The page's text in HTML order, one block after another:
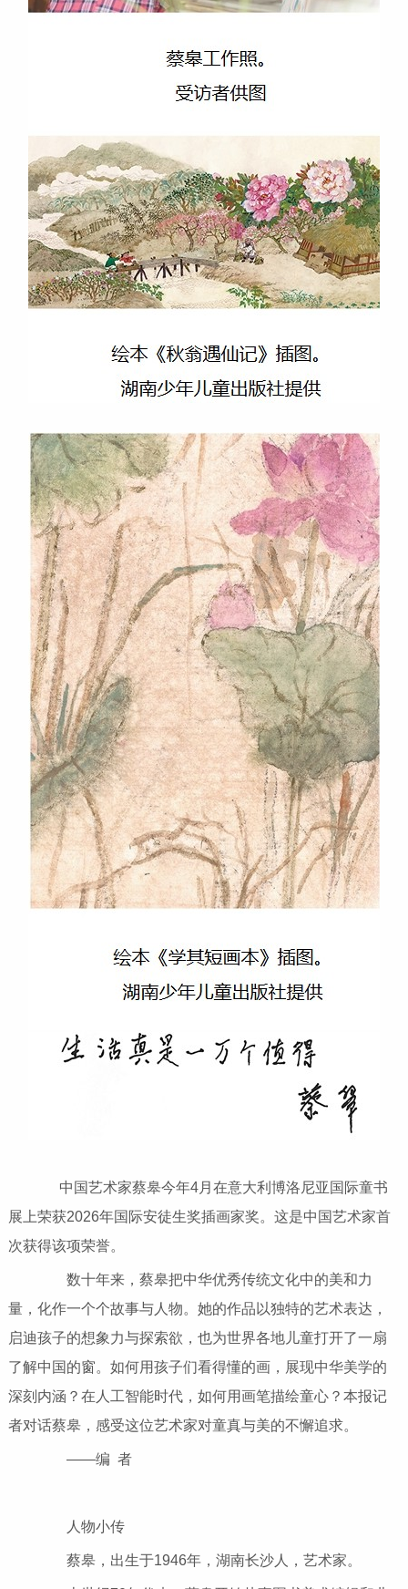
中国艺术家蔡皋今年4月在意大利博洛尼亚国际童书
展上荣获2026年国际安徒生奖插画家奖。这是中国艺术家首
次获得该项荣誉。
数十年来，蔡皋把中华优秀传统文化中的美和力
量，化作一个个故事与人物。她的作品以独特的艺术表达，
启迪孩子的想象力与探索欲，也为世界各地儿童打开了一扇
了解中国的窗。如何用孩子们看得懂的画，展现中华美学的
深刻内涵？在人工智能时代，如何用画笔描绘童心？本报记
者对话蔡皋，感受这位艺术家对童真与美的不懈追求。
——编 者
人物小传
蔡皋，出生于1946年，湖南长沙人，艺术家。